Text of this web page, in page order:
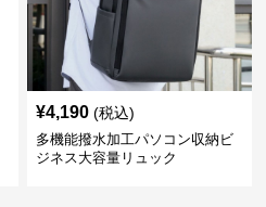
¥4,190 (税込)
多機能撥水加工パソコン収納ビ
ジネス大容量リュック